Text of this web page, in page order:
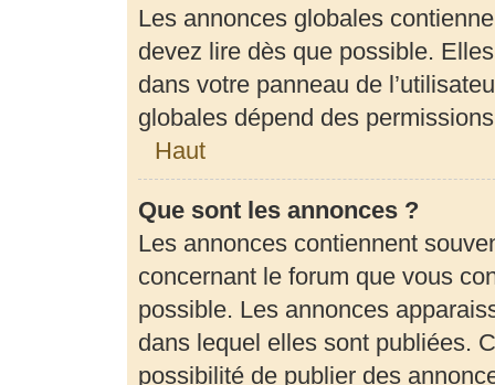
Les annonces globales
devez lire dès que possible.
dans votre panneau de
globales dépend des
Haut
Que sont les annonces ?
Les annonces contiennent
concernant le forum que vous
possible. Les annonces
dans lequel elles sont publiées.
possibilité de publier des